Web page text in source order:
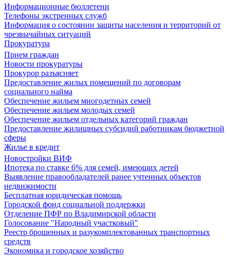
Информационные бюллетени
Телефоны экстренных служб
Информация о состоянии защиты населения и территорий от
чрезвычайных ситуаций
Прокуратура
Прием граждан
Новости прокуратуры
Прокурор разъясняет
Предоставление жилых помещений по договорам
социального найма
Обеспечение жильем многодетных семей
Обеспечение жильем молодых семей
Обеспечение жильем отдельных категорий граждан
Предоставление жилищных субсидий работникам бюджетной
сферы
Жилье в кредит
Новостройки ВИФ
Ипотека по ставке 6% для семей, имеющих детей
Выявление правообладателей ранее учтенных объектов
недвижимости
Бесплатная юридическая помощь
Городской фонд социальной поддержки
Отделение ПФР по Владимирской области
Голосование "Народный участковый"
Реестр брошенных и разукомплектованных транспортных
средств
Экономика и городское хозяйство